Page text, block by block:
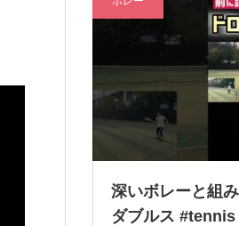
深いボレーと組
ダブルス #tennis